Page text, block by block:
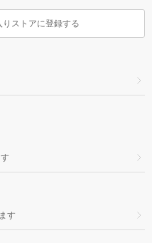
ストアに登録する
す